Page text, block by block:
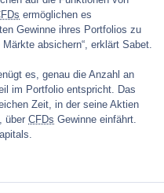
ermöglichen es
Gewinne ihres Portfolios zu
absichern“, erklärt Sabet.
es, genau die Anzahl an
im Portfolio entspricht. Das
Zeit, in der seine Aktien
über CFDs Gewinne einfährt.